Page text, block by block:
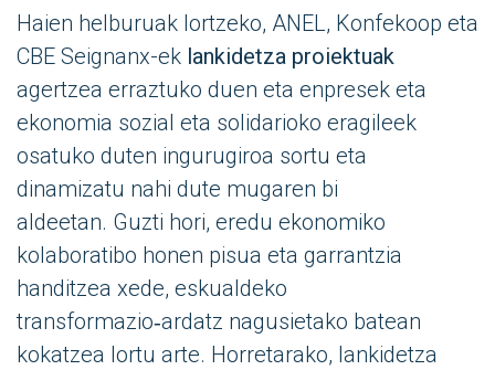
Haien helburuak lortzeko, ANEL, Konfekoop eta
CBE Seignanx-ek lankidetza proiektuak
agertzea erraztuko duen eta enpresek eta
ekonomia sozial eta solidarioko eragileek
osatuko duten ingurugiroa sortu eta
dinamizatu nahi dute mugaren bi
aldeetan. Guzti hori, eredu ekonomiko
kolaboratibo honen pisua eta garrantzia
handitzea xede, eskualdeko
transformazio‑ardatz nagusietako batean
kokatzea lortu arte. Horretarako, lankidetza